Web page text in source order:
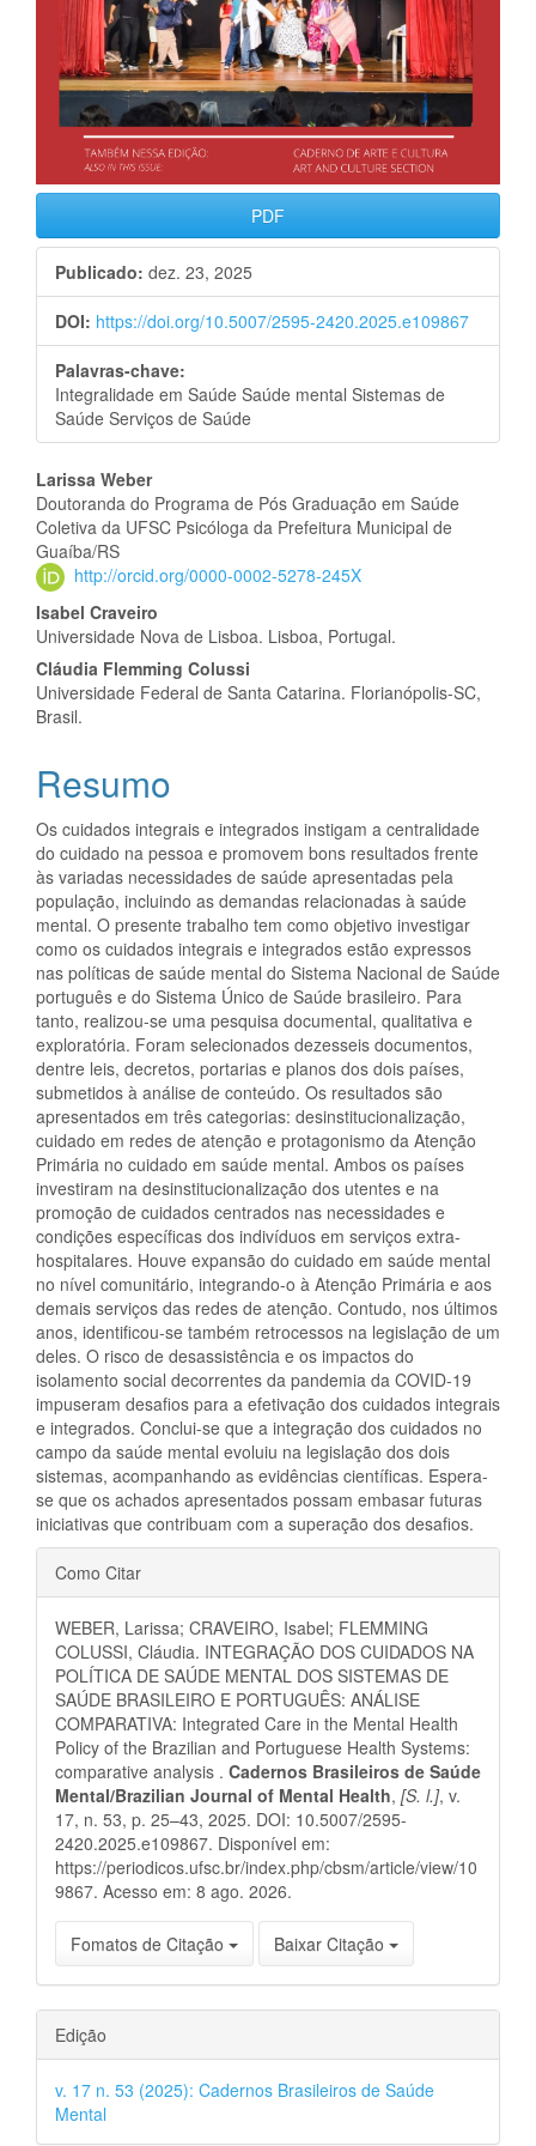
PDF
Publicado: dez. 23, 2025
DOI: https://doi.org/10.5007/2595-2420.2025.e109867
Palavras-chave:
Integralidade em Saúde Saúde mental Sistemas de
Saúde Serviços de Saúde
Conteúdo
do
artigo
principal
Larissa Weber
Doutoranda do Programa de Pós Graduação em Saúde
Coletiva da UFSC Psicóloga da Prefeitura Municipal de
Guaíba/RS
http://orcid.org/0000-0002-5278-245X
Isabel Craveiro
Universidade Nova de Lisboa. Lisboa, Portugal.
Cláudia Flemming Colussi
Universidade Federal de Santa Catarina. Florianópolis-SC,
Brasil.
Resumo
Os cuidados integrais e integrados instigam a centralidade
do cuidado na pessoa e promovem bons resultados frente
às variadas necessidades de saúde apresentadas pela
população, incluindo as demandas relacionadas à saúde
mental. O presente trabalho tem como objetivo investigar
como os cuidados integrais e integrados estão expressos
nas políticas de saúde mental do Sistema Nacional de Saúde
português e do Sistema Único de Saúde brasileiro. Para
tanto, realizou-se uma pesquisa documental, qualitativa e
exploratória. Foram selecionados dezesseis documentos,
dentre leis, decretos, portarias e planos dos dois países,
submetidos à análise de conteúdo. Os resultados são
apresentados em três categorias: desinstitucionalização,
cuidado em redes de atenção e protagonismo da Atenção
Primária no cuidado em saúde mental. Ambos os países
investiram na desinstitucionalização dos utentes e na
promoção de cuidados centrados nas necessidades e
condições específicas dos indivíduos em serviços extra-
hospitalares. Houve expansão do cuidado em saúde mental
no nível comunitário, integrando-o à Atenção Primária e aos
demais serviços das redes de atenção. Contudo, nos últimos
anos, identificou-se também retrocessos na legislação de um
deles. O risco de desassistência e os impactos do
isolamento social decorrentes da pandemia da COVID-19
impuseram desafios para a efetivação dos cuidados integrais
e integrados. Conclui-se que a integração dos cuidados no
campo da saúde mental evoluiu na legislação dos dois
sistemas, acompanhando as evidências científicas. Espera-
se que os achados apresentados possam embasar futuras
iniciativas que contribuam com a superação dos desafios.
Detalhes
do
artigo
Como Citar
WEBER, Larissa; CRAVEIRO, Isabel; FLEMMING
COLUSSI, Cláudia. INTEGRAÇÃO DOS CUIDADOS NA
POLÍTICA DE SAÚDE MENTAL DOS SISTEMAS DE
SAÚDE BRASILEIRO E PORTUGUÊS: ANÁLISE
COMPARATIVA: Integrated Care in the Mental Health
Policy of the Brazilian and Portuguese Health Systems:
comparative analysis . Cadernos Brasileiros de Saúde
Mental/Brazilian Journal of Mental Health, [S. l.], v.
17, n. 53, p. 25–43, 2025. DOI: 10.5007/2595-
2420.2025.e109867. Disponível em:
https://periodicos.ufsc.br/index.php/cbsm/article/view/10
9867. Acesso em: 8 ago. 2026.
Fomatos de Citação Baixar Citação
Edição
v. 17 n. 53 (2025): Cadernos Brasileiros de Saúde
Mental